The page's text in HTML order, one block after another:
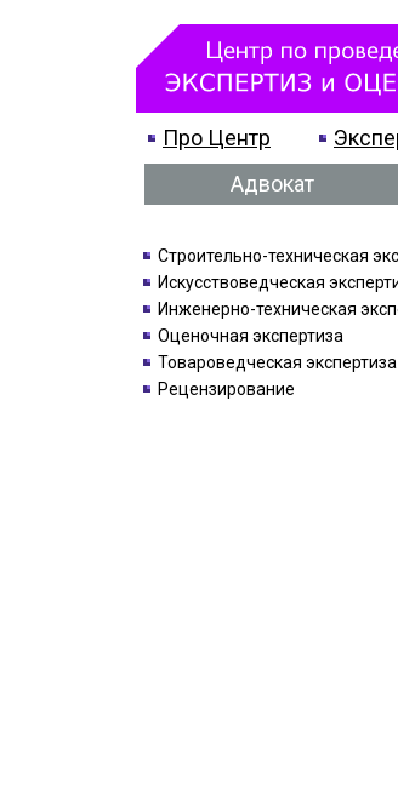
Про Центр
Адвокат
Строительно-техническая
Искусствоведческая
Инженерно-техническая
Оценочная экспертиза
Товароведческая экспертиза
Рецензирование